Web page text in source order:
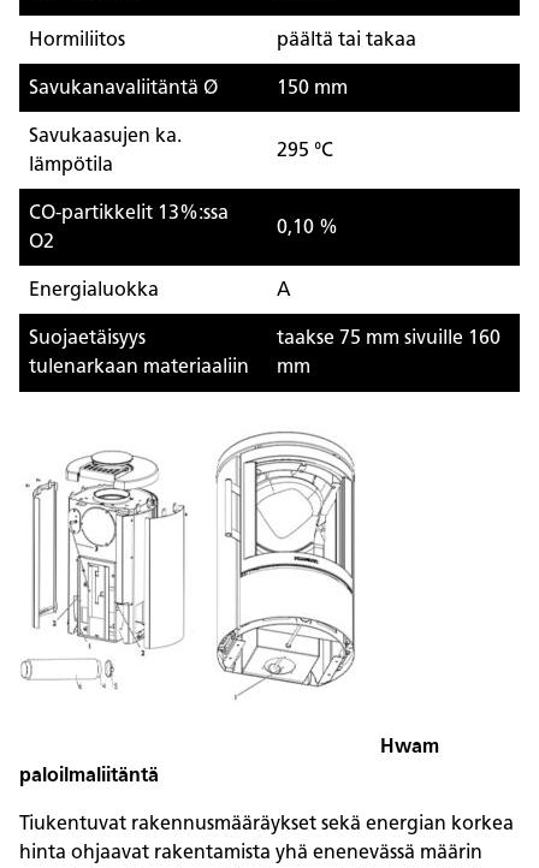
Hormiliitos päältä tai takaa
Savukanavaliitäntä Ø 150 mm
Savukaasujen ka.
lämpötila
295 °C
CO-partikkelit 13%:ssa
O2
0,10 %
Energialuokka A
Suojaetäisyys
tulenarkaan materiaaliin
taakse 75 mm sivuille 160
mm
Hwam
paloilmaliitäntä
Tiukentuvat rakennusmääräykset sekä energian korkea
hinta ohjaavat rakentamista yhä enenevässä määrin